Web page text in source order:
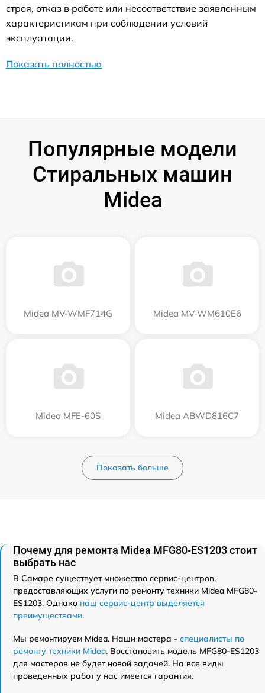
строя, отказ в работе или несоответствие заявленным
характеристикам при соблюдении условий
эксплуатации.
Показать полностью
Популярные модели
Стиральных машин
Midea
Midea MV-WMF714G Midea MV-WM610E6
Midea MFE-60S Midea ABWD816C7
Показать больше
Почему для ремонта Midea MFG80-ES1203 стоит
выбрать нас
В Самаре существует множество сервис-центров,
предоставляющих услуги по ремонту техники Midea MFG80-
ES1203. Однако наш сервис-центр выделяется
преимуществами.
Мы ремонтируем Midea. Наши мастера - специалисты по
ремонту техники Midea. Восстановить модель MFG80-ES1203
для мастеров не будет новой задачей. На все виды
проведенных работ у нас имеется гарантия.